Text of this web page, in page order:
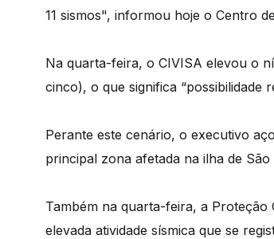
11 sismos", informou hoje o Centro
Na quarta-feira, o CIVISA elevou o
cinco), o que significa “possibilidade
Perante este cenário, o executivo
principal zona afetada na ilha de
Também na quarta-feira, a Proteção
elevada atividade sísmica que se